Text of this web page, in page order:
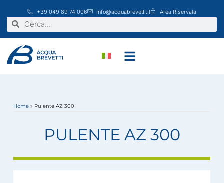
contenuto
+39 049 89 74 006 info@acquabrevetti.it Area Riservata
Cerca Cerca
Home » Pulente AZ 300
PULENTE AZ 300